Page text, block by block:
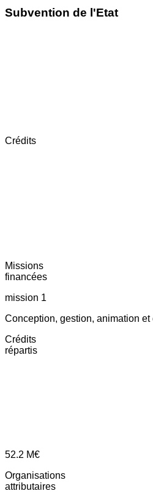
Subvention de l'Etat
Crédits
Missions
financées
mission 1
Conception, gestion, animation
Crédits
répartis
52.2 M€
Organisations
attributaires